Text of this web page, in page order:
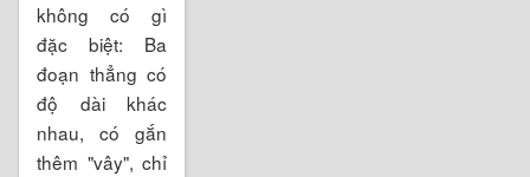
không có gì
đặc biệt: Ba
đoạn thẳng có
độ dài khác
nhau, có gắn
thêm "vây", chỉ